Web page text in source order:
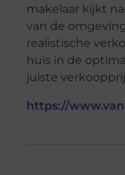
makelaar kijkt
van de
realistische
huis in de
juiste
https://